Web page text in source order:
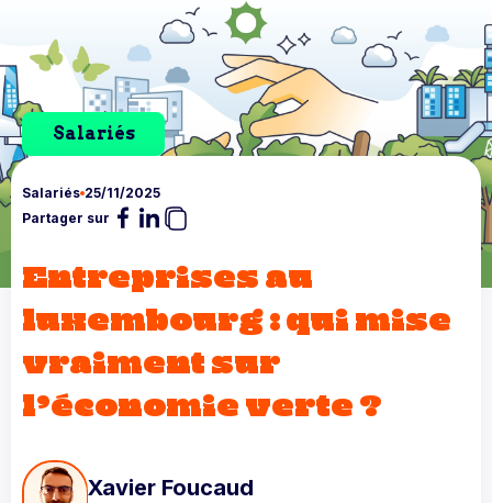
Salariés
Salariés 25/11/2025
Partager sur
Entreprises au
luxembourg : qui mise
vraiment sur
l’économie verte ?
Xavier Foucaud